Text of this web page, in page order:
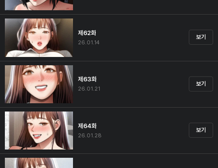
제62화
26.01.14
보기
제63화
26.01.21
보기
제64화
26.01.28
보기